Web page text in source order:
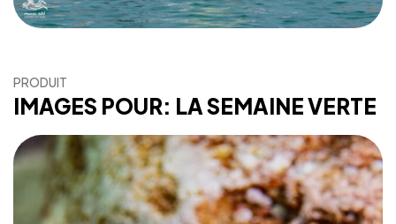
IMAGES POUR: LA SEMAINE VERTE
PRODUIT